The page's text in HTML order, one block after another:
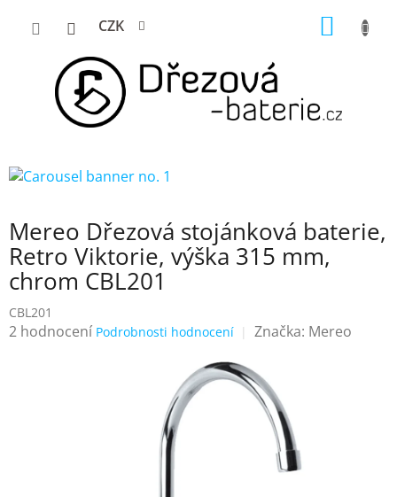
CZK
Mereo Dřezová stojánková baterie,
Retro Viktorie, výška 315 mm,
chrom CBL201
CBL201
Průměrné
2 hodnocení Podrobnosti hodnocení Značka: Mereo